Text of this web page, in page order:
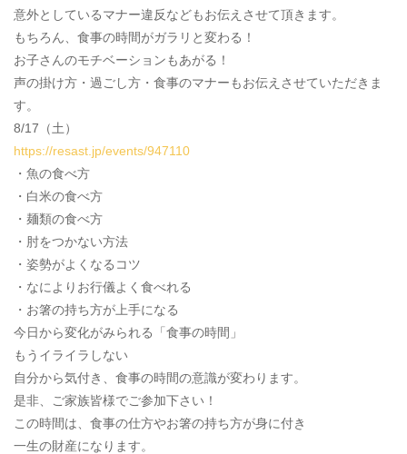
意外としているマナー違反などもお伝えさせて頂きます。
もちろん、食事の時間がガラリと変わる！
お子さんのモチベーションもあがる！
声の掛け方・過ごし方・食事のマナーもお伝えさせていただきま
す。
8/17（土）
https://resast.jp/events/947110
・魚の食べ方
・白米の食べ方
・麺類の食べ方
・肘をつかない方法
・姿勢がよくなるコツ
・なによりお行儀よく食べれる
・お箸の持ち方が上手になる
今日から変化がみられる「食事の時間」
もうイライラしない
自分から気付き、食事の時間の意識が変わります。
是非、ご家族皆様でご参加下さい！
この時間は、食事の仕方やお箸の持ち方が身に付き
一生の財産になります。